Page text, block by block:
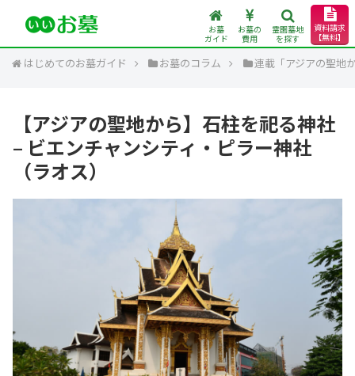
お墓
ガイド
お墓の
費用
霊園墓地
を探す
資料請求
【無料】
はじめてのお墓ガイド お墓のコラム 連載「アジアの聖地
【アジアの聖地から】石柱を祀る神社
– ビエンチャンシティ・ピラー神社
（ラオス）